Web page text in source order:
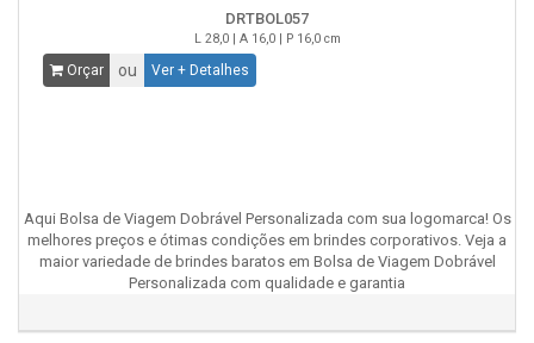
DRTBOL057
L 28,0 | A 16,0 | P 16,0 cm
Orçar ou Ver + Detalhes
Aqui Bolsa de Viagem Dobrável Personalizada com sua logomarca! Os
melhores preços e ótimas condições em brindes corporativos. Veja a
maior variedade de brindes baratos em Bolsa de Viagem Dobrável
Personalizada com qualidade e garantia